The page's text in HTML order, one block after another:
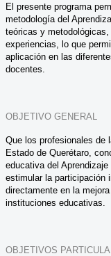
El presente programa
metodología del
teóricas y
experiencias, lo que
aplicación en las
docentes.
OBJETIVO GENERAL
Que los profesionales de
Estado de Querétaro,
educativa del
estimular la participación
directamente en la
instituciones educativas.
OBJETIVOS